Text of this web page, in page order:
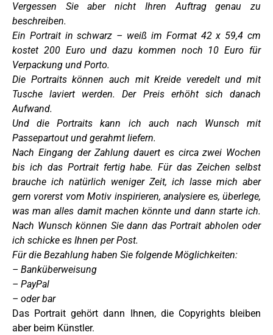
Vergessen Sie aber nicht Ihren Auftrag genau zu
beschreiben.
Ein Portrait in schwarz – weiß im Format 42 x 59,4 cm
kostet 200 Euro und dazu kommen noch 10 Euro für
Verpackung und Porto.
Die Portraits können auch mit Kreide veredelt und mit
Tusche laviert werden. Der Preis erhöht sich danach
Aufwand.
Und die Portraits kann ich auch nach Wunsch mit
Passepartout und gerahmt liefern.
Nach Eingang der Zahlung dauert es circa zwei Wochen
bis ich das Portrait fertig habe. Für das Zeichen selbst
brauche ich natürlich weniger Zeit, ich lasse mich aber
gern vorerst vom Motiv inspirieren, analysiere es, überlege,
was man alles damit machen könnte und dann starte ich.
Nach Wunsch können Sie dann das Portrait abholen oder
ich schicke es Ihnen per Post.
Für die Bezahlung haben Sie folgende Möglichkeiten:
– Banküberweisung
– PayPal
– oder bar
Das Portrait gehört dann Ihnen, die Copyrights bleiben
aber beim Künstler.